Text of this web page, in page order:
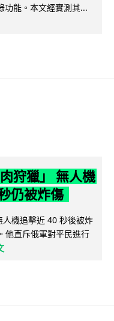
能。本文經實測其...
狩獵」 無人機
仍被炸傷
機追擊近 40 秒後被炸
他直斥俄軍對平民進行